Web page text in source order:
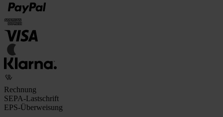
Rechnung
SEPA-Lastschrift
EPS-Überweisung